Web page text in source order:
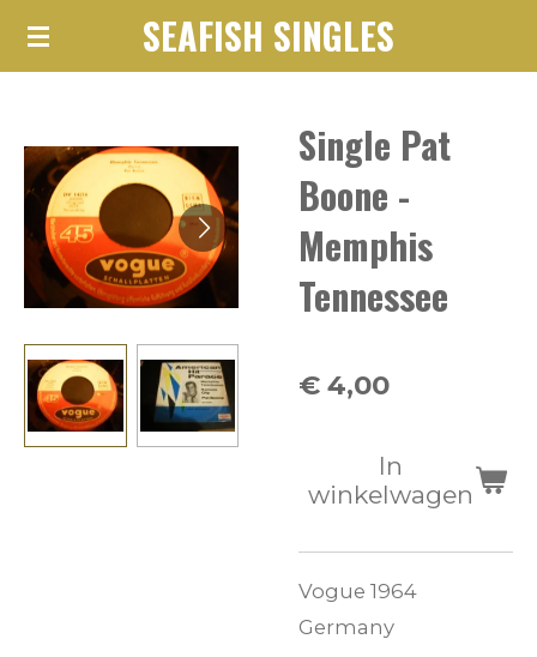
Ga
hoofdinhoud
SEAFISH SINGLES
Single Pat
Boone -
Memphis
Tennessee
€ 4,00
In
winkelwagen
Vogue 1964
Germany